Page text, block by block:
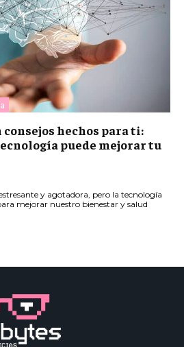
consejos hechos para ti:
puede mejorar tu
y agotadora, pero la tecnología
mejorar nuestro bienestar y salud